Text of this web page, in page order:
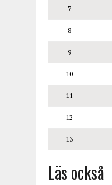
7
8
9
10
11
12
13
Läs också